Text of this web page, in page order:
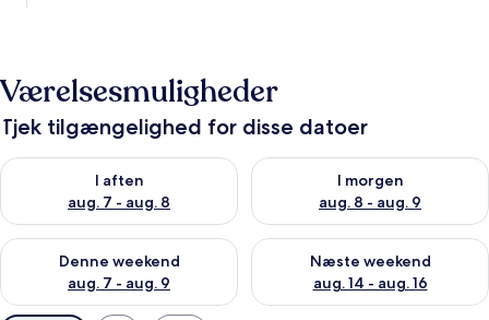
Værelsesmuligheder
Tjek tilgængelighed for disse datoer
I aften
aug. 7 - aug. 8
Tjek tilgængelighed for i aften aug. 7 - aug. 8
I morgen
aug. 8 - aug. 9
Tjek tilgængelighed for i
Denne weekend
aug. 7 - aug. 9
Tjek tilgængelighed for denne weekend aug. 7 - aug. 9
Næste weekend
aug. 14 - aug. 16
Tjek tilgængelighed for næste